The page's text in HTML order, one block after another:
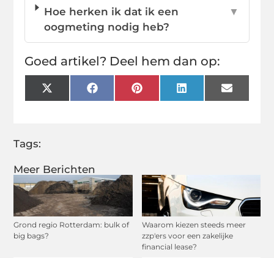
Meer Berichten
Grond regio Rotterdam: bulk of
big bags?
Waarom kiezen steeds meer
zzp'ers voor een zakelijke
financial lease?
Hoe herken ik dat ik een
oogmeting nodig heb?
▼
Goed artikel? Deel hem dan op:
X
(Twitter)
FacebookPinterestLinkedInEmail
Tags: